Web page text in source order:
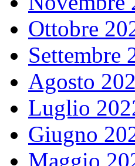
Ottobre
Settembre
Agosto
Luglio
Giugno
Maggio